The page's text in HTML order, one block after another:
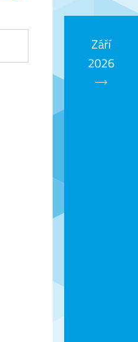
Září
2026